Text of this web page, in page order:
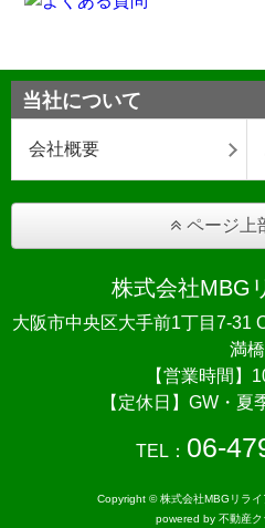
当社について
会社概要
ページ上
株式会社MBG
大阪市中央区大手前1丁目7-
満橋
【営業時間】
【定休日】GW・夏
TEL： 06-
Copyright © 株式会社MBGリライ
powered by 不動産ク